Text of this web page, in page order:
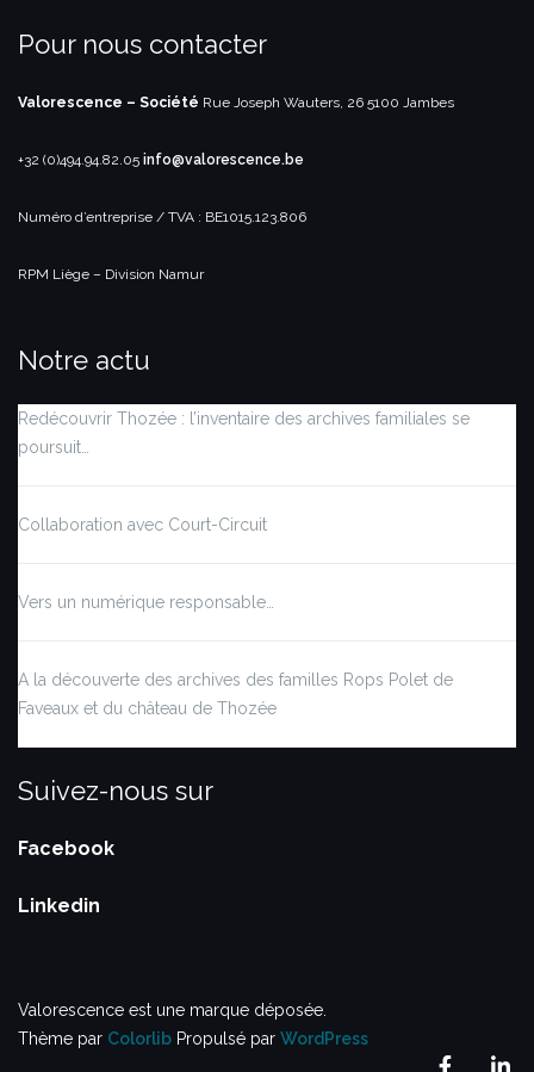
Pour nous contacter
Valorescence – Société Rue Joseph Wauters, 26 5100 Jambes
+32 (0)494.94.82.05 info@valorescence.be
Numéro d’entreprise / TVA : BE1015.123.806
RPM Liège – Division Namur
Notre actu
Redécouvrir Thozée : l’inventaire des archives familiales se
poursuit…
Collaboration avec Court-Circuit
Vers un numérique responsable…
A la découverte des archives des familles Rops Polet de
Faveaux et du château de Thozée
Suivez-nous sur
Facebook
Linkedin
Valorescence est une marque déposée.
Thème par Colorlib Propulsé par WordPress